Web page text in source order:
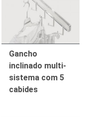
Gancho
inclinado multi-
sistema com 5
cabides